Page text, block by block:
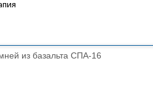
из базальта СПА-16